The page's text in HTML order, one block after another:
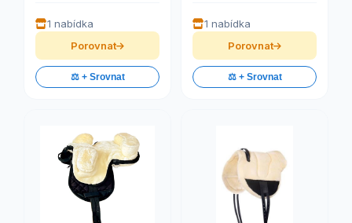
1 nabídka
Porovnat
⚖️ + Srovnat
1 nabídka
Porovnat
⚖️ + Srovnat